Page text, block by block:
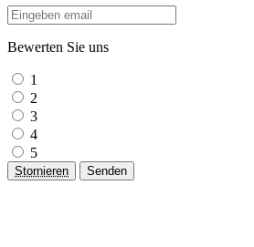
Bewerten Sie uns
1
2
3
4
5
Stornieren Senden